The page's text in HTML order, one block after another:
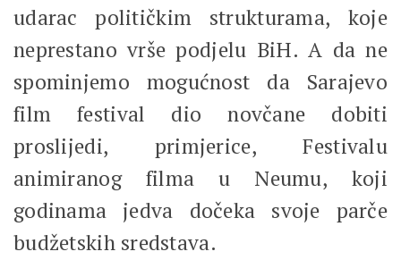
udarac političkim strukturama, koje
neprestano vrše podjelu BiH. A da ne
spominjemo mogućnost da Sarajevo
film festival dio novčane dobiti
proslijedi, primjerice, Festivalu
animiranog filma u Neumu, koji
godinama jedva dočeka svoje parče
budžetskih sredstava.